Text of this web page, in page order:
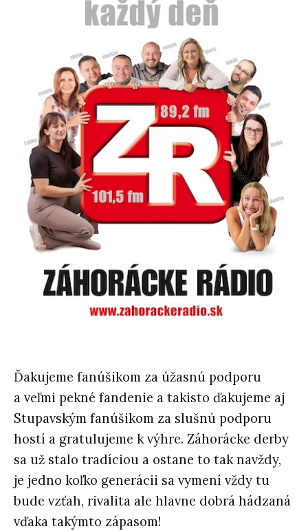
Ďakujeme fanúšikom za úžasnú podporu
a veľmi pekné fandenie a takisto ďakujeme aj
Stupavským fanúšikom za slušnú podporu
hostí a gratulujeme k výhre. Záhorácke derby
sa už stalo tradíciou a ostane to tak navždy,
je jedno koľko generácii sa vymení vždy tu
bude vzťah, rivalita ale hlavne dobrá hádzaná
vďaka takýmto zápasom!